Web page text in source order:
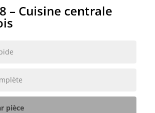
– Cuisine centrale
pièce